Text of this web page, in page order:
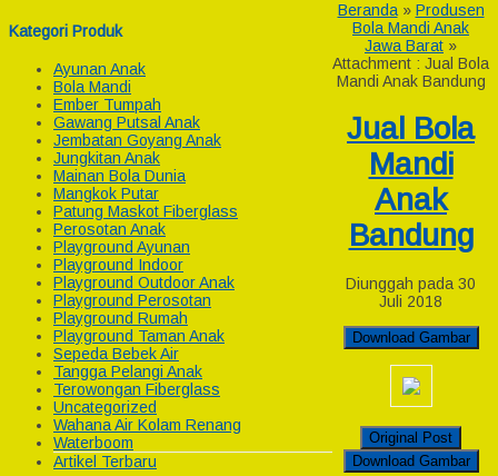
Kategori Produk
Ayunan Anak
Bola Mandi
Ember Tumpah
Gawang Putsal Anak
Jembatan Goyang Anak
Jungkitan Anak
Mainan Bola Dunia
Mangkok Putar
Patung Maskot Fiberglass
Perosotan Anak
Playground Ayunan
Playground Indoor
Playground Outdoor Anak
Playground Perosotan
Playground Rumah
Playground Taman Anak
Sepeda Bebek Air
Tangga Pelangi Anak
Terowongan Fiberglass
Uncategorized
Wahana Air Kolam Renang
Waterboom
Artikel Terbaru
Beranda» Produsen
Bola Mandi Anak
Jawa Barat »
Attachment : Jual Bola
Mandi Anak Bandung
Jual Bola
Mandi
Anak
Bandung
Diunggah pada 30
Juli 2018
Download Gambar
Original Post
Download Gambar